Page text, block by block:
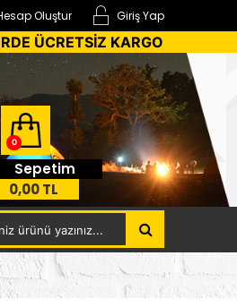
Giriş Yap
Oluştur
ÜCRETSİZ KARGO
0
Sepetim
0,00 TL